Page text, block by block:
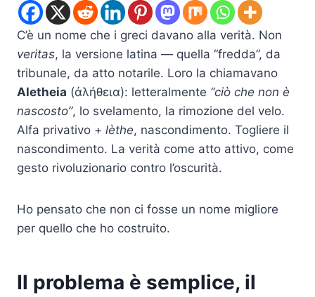
C’è un nome che i greci davano alla verità. Non
veritas, la versione latina — quella “fredda”, da
tribunale, da atto notarile. Loro la chiamavano
Aletheia (ἀλήθεια): letteralmente “ciò che non è
nascosto”, lo svelamento, la rimozione del velo.
Alfa privativo + lèthe, nascondimento. Togliere il
nascondimento. La verità come atto attivo, come
gesto rivoluzionario contro l’oscurità.
Ho pensato che non ci fosse un nome migliore
per quello che ho costruito.
Il problema è semplice, il